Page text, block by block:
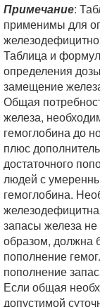
Примечание:
применимы для
Таблица и
определения
замещение
Общая
железа,
гемоглобина до
плюс
достаточного
людей с
гемоглобина.
запасы железа
образом, должна
пополнение
пополнение
Если общая
допустимой